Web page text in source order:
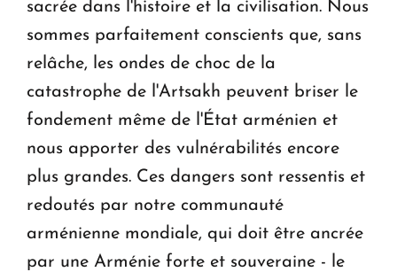
sacrée dans l'histoire et la civilisation. Nous
sommes parfaitement conscients que, sans
relâche, les ondes de choc de la
catastrophe de l'Artsakh peuvent briser le
fondement même de l'État arménien et
nous apporter des vulnérabilités encore
plus grandes. Ces dangers sont ressentis et
redoutés par notre communauté
arménienne mondiale, qui doit être ancrée
par une Arménie forte et souveraine - le